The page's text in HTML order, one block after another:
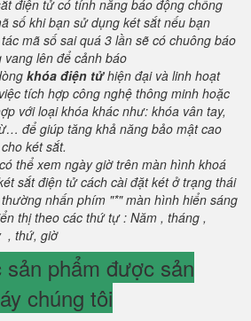
điện tử có tính năng báo động chống
số khi bạn sử dụng két sắt nếu bạn
mã số sai quá 3 lần sẽ có chuông báo
vang lên để cảnh báo
khóa điện tửhiện đại và linh hoạt
tích hợp công nghệ thông minh hoặc
với loại khóa khác như: khóa vân tay,
để giúp tăng khả năng bảo mật cao
két sắt.
thể xem ngày giờ trên màn hình khoá
sắt điện tử cách cài đặt két ở trạng thái
nhấn phím "*" màn hình hiển sáng
thị theo các thứ tự : Năm , tháng ,
, thứ, giờ
sản phẩm được sản
chúng tôi